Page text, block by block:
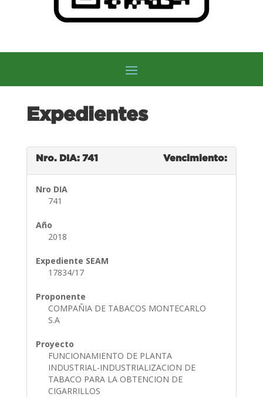
Expedientes
Nro. DIA: 741 Vencimiento:
Nro DIA
741
Año
2018
Expediente SEAM
17834/17
Proponente
COMPAÑIA DE TABACOS MONTECARLO
S.A
Proyecto
FUNCIONAMIENTO DE PLANTA
INDUSTRIAL-INDUSTRIALIZACION DE
TABACO PARA LA OBTENCION DE
CIGARRILLOS